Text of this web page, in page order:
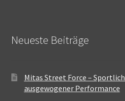
Neueste Beiträge
Mitas Street Force –
ausgewogener Performance